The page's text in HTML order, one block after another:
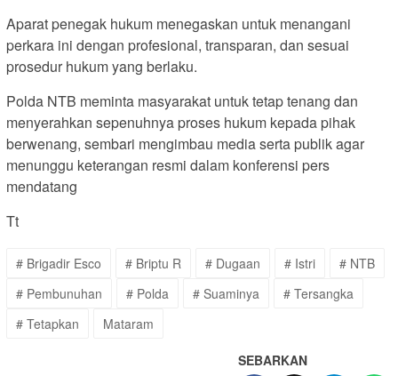
Aparat penegak hukum menegaskan untuk menangani
perkara ini dengan profesional, transparan, dan sesuai
prosedur hukum yang berlaku.
Polda NTB meminta masyarakat untuk tetap tenang dan
menyerahkan sepenuhnya proses hukum kepada pihak
berwenang, sembari mengimbau media serta publik agar
menunggu keterangan resmi dalam konferensi pers
mendatang
Tt
# Brigadir Esco # Briptu R # Dugaan # Istri
# NTB
# Pembunuhan
# Polda # Suaminya
# Tersangka
# Tetapkan
Mataram
SEBARKAN